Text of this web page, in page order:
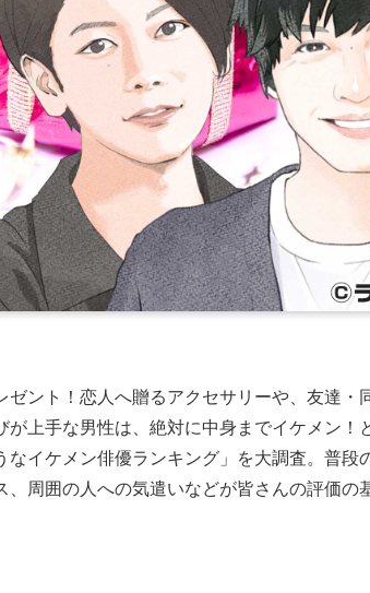
ゼント！恋人へ贈るアクセサリーや、友達・
が上手な男性は、絶対に中身までイケメン
なイケメン俳優ランキング」を大調査。普
、周囲の人への気遣いなどが皆さんの評価